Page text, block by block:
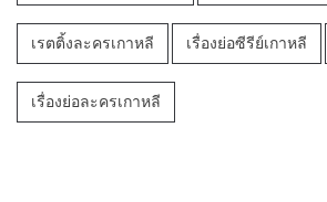
เรตติ้งละครเกาหลี เรื่องย่อซีรีย์เกาหลี
เรื่องย่อละครเกาหลี